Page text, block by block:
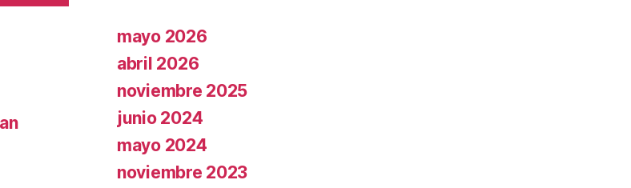
mayo 2026
abril 2026
noviembre 2025
junio 2024
mayo 2024
noviembre 2023